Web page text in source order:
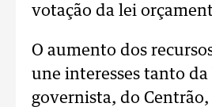
votação da lei
O aumento dos
une interesses tanto da
governista, do